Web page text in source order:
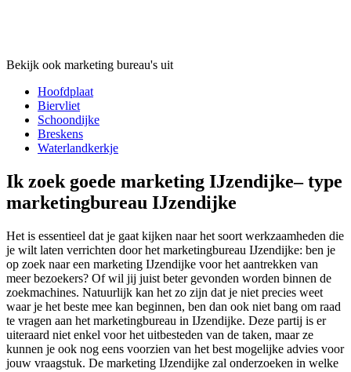
Bekijk ook marketing bureau's uit
Hoofdplaat
Biervliet
Schoondijke
Breskens
Waterlandkerkje
Ik zoek goede marketing IJzendijke– type
marketingbureau IJzendijke
Het is essentieel dat je gaat kijken naar het soort werkzaamheden die
je wilt laten verrichten door het marketingbureau IJzendijke: ben je
op zoek naar een marketing IJzendijke voor het aantrekken van
meer bezoekers? Of wil jij juist beter gevonden worden binnen de
zoekmachines. Natuurlijk kan het zo zijn dat je niet precies weet
waar je het beste mee kan beginnen, ben dan ook niet bang om raad
te vragen aan het marketingbureau in IJzendijke. Deze partij is er
uiteraard niet enkel voor het uitbesteden van de taken, maar ze
kunnen je ook nog eens voorzien van het best mogelijke advies voor
jouw vraagstuk. De marketing IJzendijke zal onderzoeken in welke